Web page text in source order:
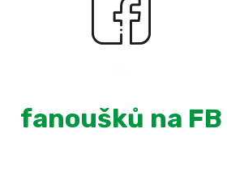
fanoušků na FB